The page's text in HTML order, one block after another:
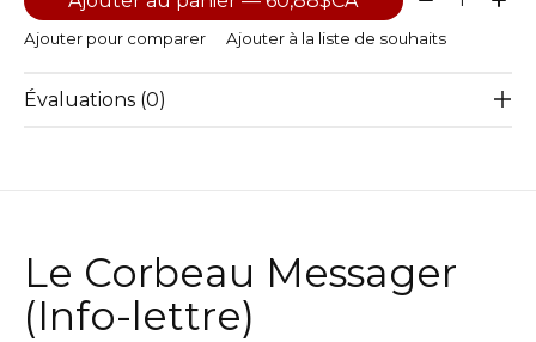
Ajouter pour comparer Ajouter à la liste de souhaits
Évaluations (0)
Le Corbeau Messager
(Info-lettre)